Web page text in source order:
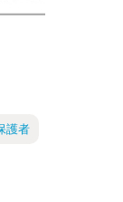
護者